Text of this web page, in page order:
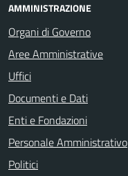
AMMINISTRAZIONE
Organi di Governo
Aree Amministrative
Uffici
Documenti e Dati
Enti e Fondazioni
Personale Amministrativo
Politici